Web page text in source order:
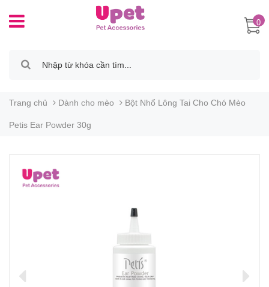
0
Trang chủ Dành cho mèo Bột Nhổ Lông Tai Cho Chó Mèo
Petis Ear Powder 30g